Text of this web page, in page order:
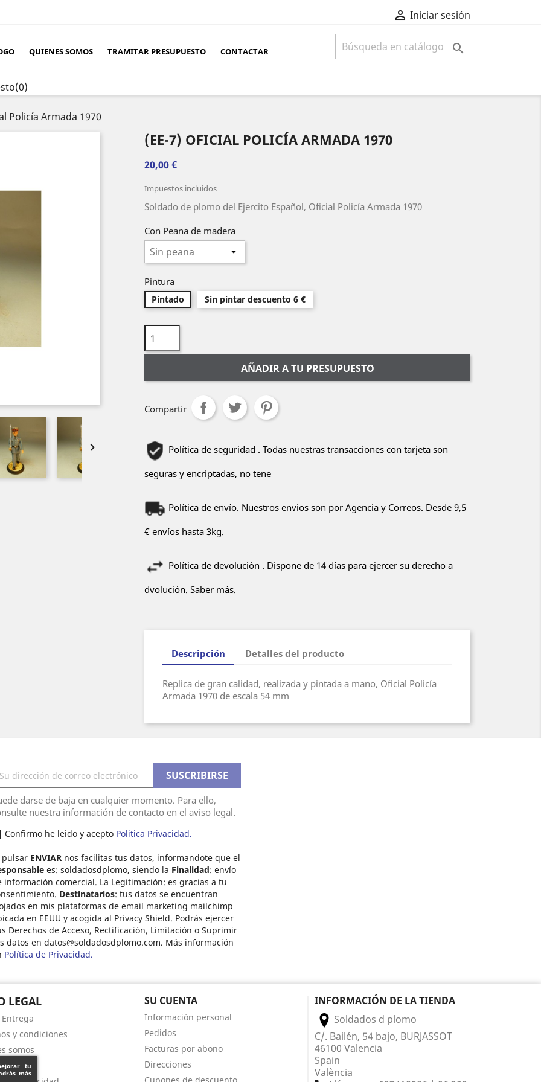
tu
más
 Iniciar sesión
QUIENES SOMOS TRAMITAR PRESUPUESTO CONTACTAR 
(0)
Policía Armada 1970

(EE-7) OFICIAL POLICÍA ARMADA 1970
20,00 €
Impuestos incluidos
Soldado de plomo del Ejercito Español, Oficial Policía Armada 1970
Con Peana de madera
Pintura
Pintado Sin pintar descuento 6 €
AÑADIR A TU PRESUPUESTO
Compartir
Política de seguridad . Todas nuestras transacciones con tarjeta son
seguras y encriptadas, no tene
Política de envío. Nuestros envios son por Agencia y Correos. Desde 9,5
€ envíos hasta 3kg.
Política de devolución . Dispone de 14 días para ejercer su derecho a
dvolución. Saber más.
Descripción Detalles del producto
Replica de gran calidad, realizada y pintada a mano, Oficial Policía
Armada 1970 de escala 54 mm
darse de baja en cualquier momento. Para ello,
nuestra información de contacto en el aviso legal.
Confirmo he leido y acepto Politica Privacidad.
pulsar ENVIARnos facilitas tus datos, informandote que el
es: soldadosdplomo, siendo la Finalidad: envío
información comercial. La Legitimación: es gracias a tu
Destinatarios: tus datos se encuentran
en mis plataformas de email marketing mailchimp
en EEUU y acogida al Privacy Shield. Podrás ejercer
Derechos de Acceso, Rectificación, Limitación o Suprimir
datos en datos@soldadosdplomo.com. Más información
Política de Privacidad.
LEGAL
y condiciones
somos
pago
SU CUENTA
Información personal
Pedidos
Facturas por abono
Direcciones
INFORMACIÓN DE LA TIENDA
Soldados d plomo
C/. Bailén, 54 bajo, BURJASSOT
46100 Valencia
Spain
València